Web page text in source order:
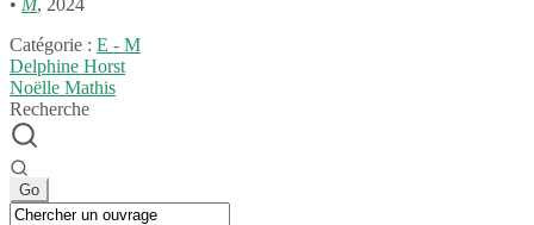
• M, 2024
Catégorie : E - M
Navigation
de
l’article
Article
précédent :
Delphine Horst
Article
suivant :
Noëlle Mathis
Recherche